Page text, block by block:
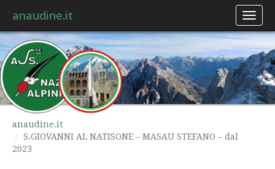
anaudine.it
anaudine.it
S.GIOVANNI AL NATISONE – MASAU STEFANO – dal
2023